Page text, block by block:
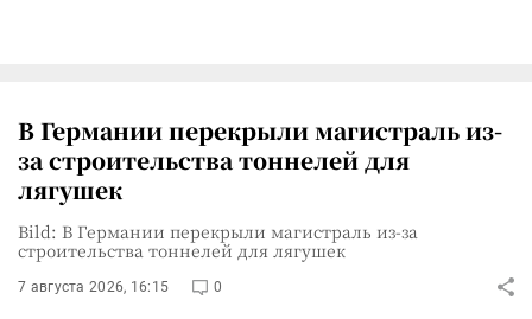
В Германии перекрыли магистраль из-
за строительства тоннелей для
лягушек
Bild: В Германии перекрыли магистраль из-за
строительства тоннелей для лягушек
7 августа 2026, 16:15 0